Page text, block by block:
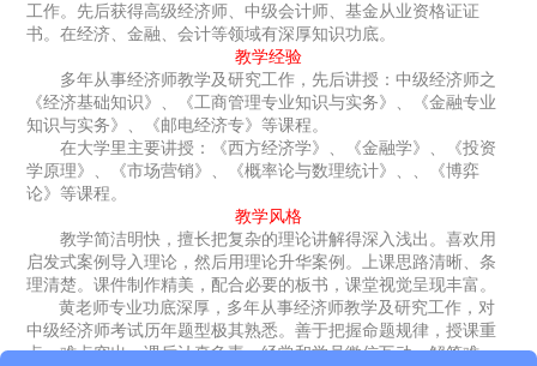
工作。先后获得高级经济师、中级会计师、基金从业资格证证
书。在经济、金融、会计等领域有深厚知识功底。
教学经验
多年从事经济师教学及研究工作，先后讲授：中级经济师之
《经济基础知识》、《工商管理专业知识与实务》、《金融专业
知识与实务》、《邮电经济专》等课程。
在大学里主要讲授：《西方经济学》、《金融学》、《投资
学原理》、《市场营销》、《概率论与数理统计》、、《博弈
论》等课程。
教学风格
教学简洁明快，擅长把复杂的理论讲解得深入浅出。喜欢用
启发式案例导入理论，然后用理论升华案例。上课思路清晰、条
理清楚。课件制作精美，配合必要的板书，课堂视觉呈现丰富。
黄老师专业功底深厚，多年从事经济师教学及研究工作，对
中级经济师考试历年题型极其熟悉。 善于把握命题规律， 授课重
点、难点突出。课后认真负责，经常和学员微信互动、解答难